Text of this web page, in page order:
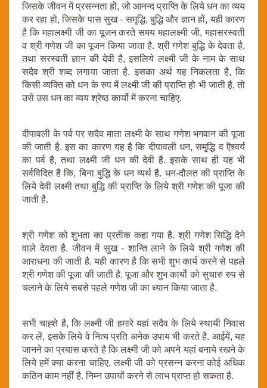
जिसके जीवन में प्रसन्नता हों, जो आनन्द प्राप्ति के लिये धन का व्यय
कर रहा हो, जिसके पास सुख - समृ्द्धि, बुद्धि और ज्ञान हों, यही कारण
है कि महालक्ष्मी जी का पूजन करते समय महालक्ष्मी जी, महासरस्वती
व श्री गणेश जी का पूजन किया जाता है. श्री गणेश बुद्धि के देवता है,
तथा सरस्वती ज्ञान की देवी है, इसलिये लक्ष्मी जी के नाम के साथ
सदैव श्री शब्द लगाया जाता है. इसका अर्थ यह निकलता है, कि
किसी व्यक्ति को धन के रुप में लक्ष्मी जी की प्राप्ति हो भी जाती है, तो
उसे उस धन का व्यय श्रेष्ठ कार्यो में करना चाहिए.
दीपावली के पर्व पर सदैव माता लक्ष्मी के साथ गणेश भगवान की पूजा
की जाती है. इस का कारण यह है कि दीपावली धन, समृ्द्धि व ऎश्वर्य
का पर्व है, तथा लक्ष्मी जी धन की देवी है. इसके साथ ही यह भी
सर्वविदित है कि, बिना बुद्धि के धन व्यर्थ है. धन-दौलत की प्राप्ति के
लिये देवी लक्ष्मी तथा बुद्धि की प्राप्ति के लिये श्री गणेश की पूजा की
जाती है.
श्री गणेश को शुभता का प्रतीक कहा गया है. श्री गणेश सिद्धि देने
वाले देवता है. जीवन में सुख - शान्ति लाने के लिये श्री गणेश की
आराधना की जाती है. यही कारण है कि सभी शुभ कार्य करने से पहले
श्री गणेश की पूजा की जाती है. पूजा और शुभ कार्यो को सुचारु रुप से
चलाने के लिये सबसे पहले गणेश जी का ध्यान किया जाता है.
सभी चाह्ते है, कि लक्ष्मी जी हमारे यहां सदैव के लिये स्थायी निवास
कर लें, इसके लिये वे नित्य प्रति अनेक उपाय भी करते है. आईयें, यह
जानने का प्रयास करते है कि लक्ष्मी जी को अपने यहां बनाये रखने के
लिये हमें क्या करना चाहिए. लक्ष्मी जी को प्रसन्न करना कोई अधिक
कठिन काम नहीं है. निम्न उपायों करने से लाभ प्राप्त हो सकता है.